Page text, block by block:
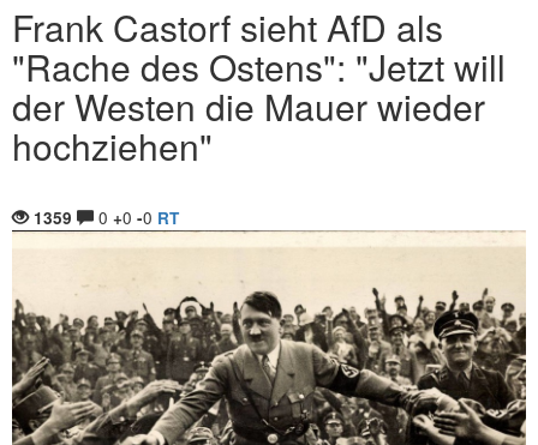
Frank Castorf sieht AfD als
"Rache des Ostens": "Jetzt will
der Westen die Mauer wieder
hochziehen"
1359 0 +0 -0 RT